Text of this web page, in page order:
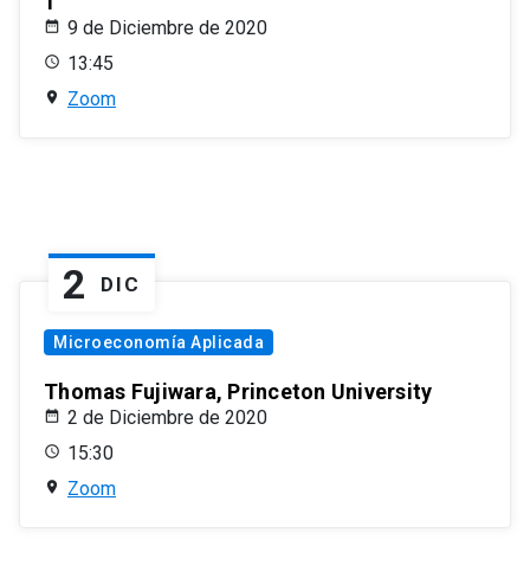
9 de Diciembre de 2020
13:45
Zoom
2 DIC
Microeconomía Aplicada
Thomas Fujiwara, Princeton University
2 de Diciembre de 2020
15:30
Zoom